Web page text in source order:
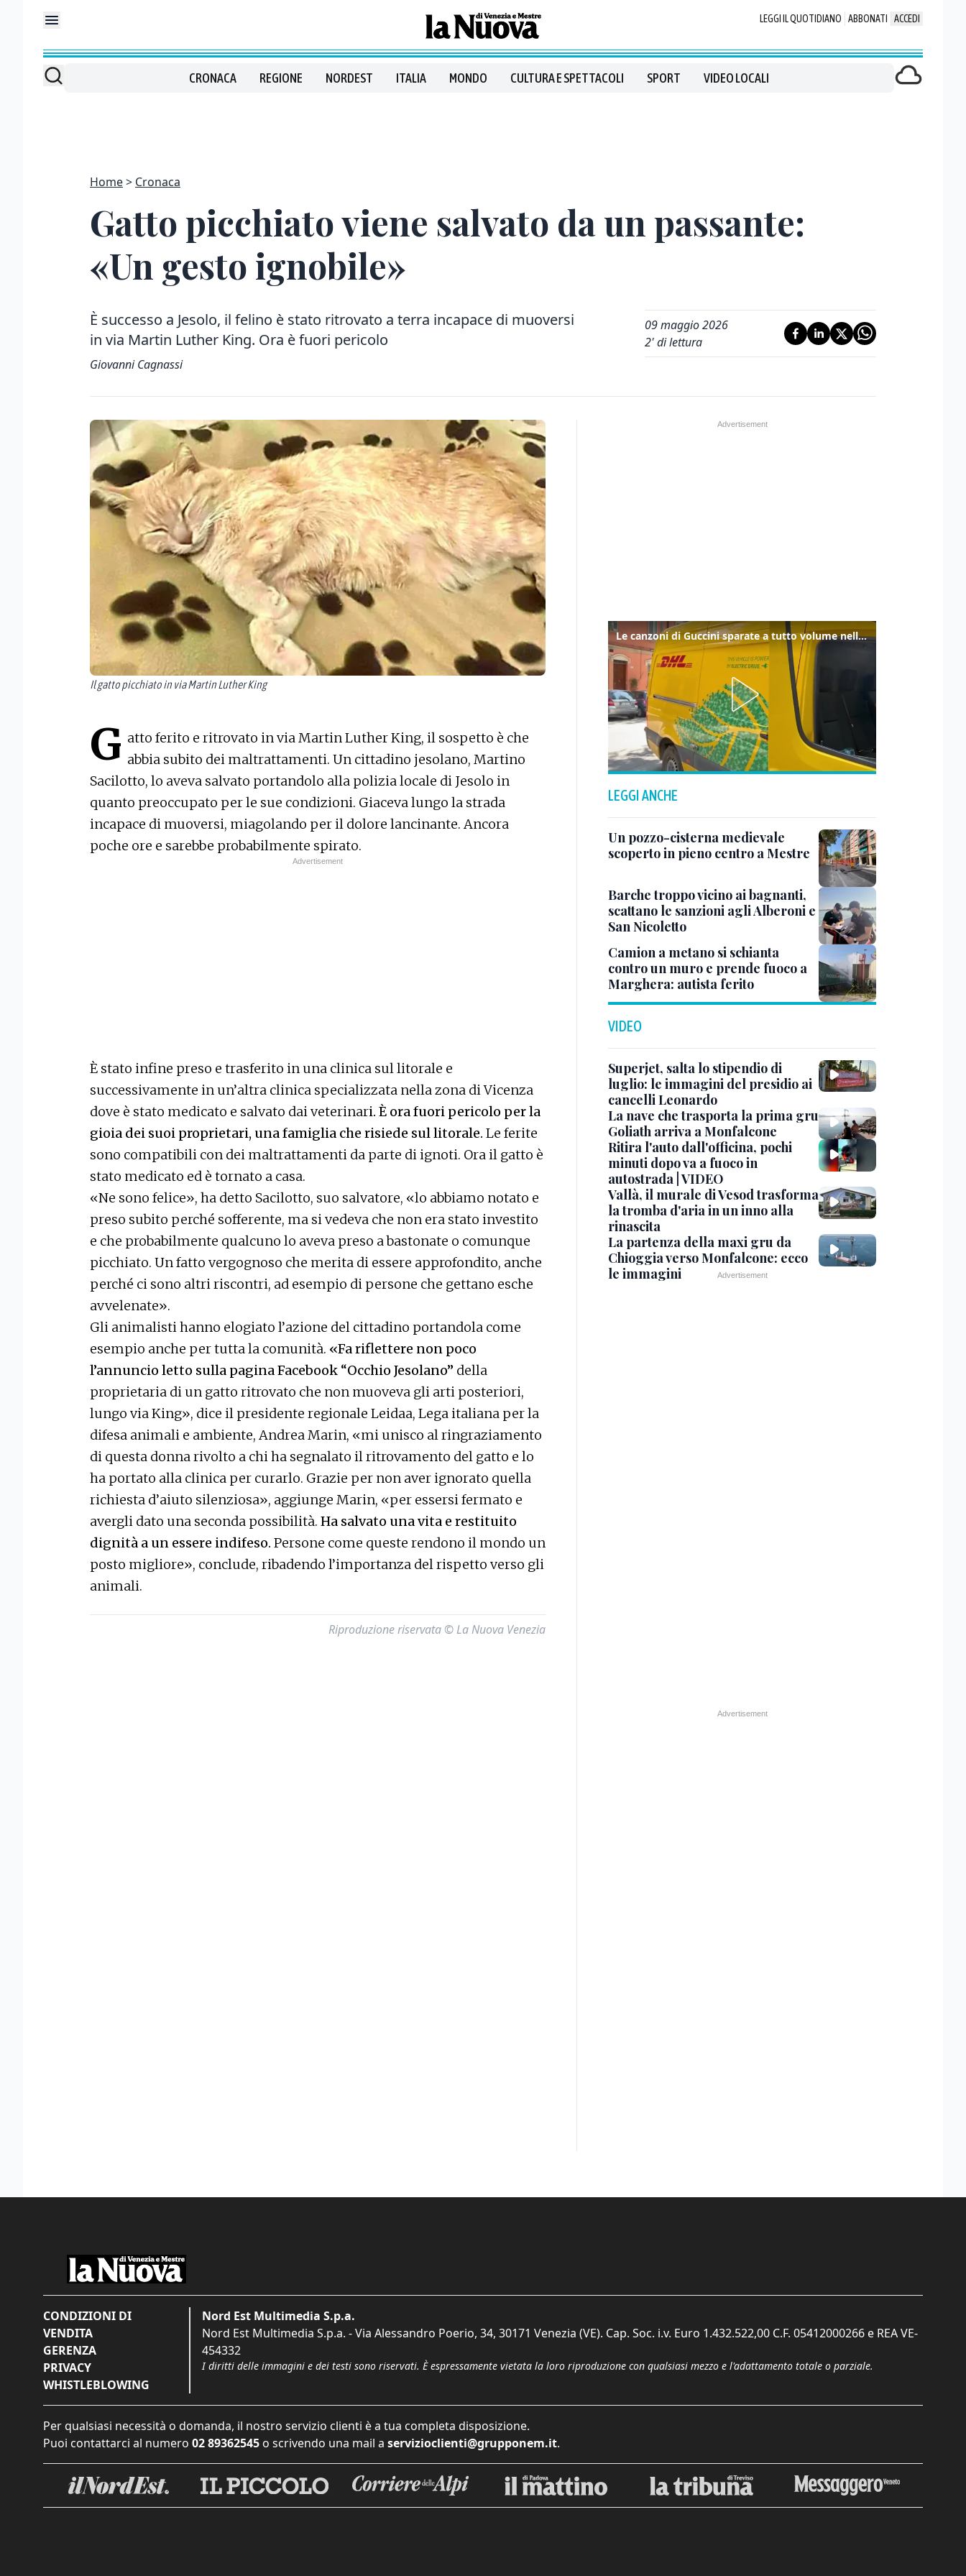
LEGGI IL QUOTIDIANO ABBONATI ACCEDI
CRONACA REGIONE NORDEST ITALIA MONDO CULTURA E SPETTACOLI SPORT VIDEO LOCALI
Home Cronaca
Gatto picchiato viene salvato da un passante:
«Un gesto ignobile»
È successo a Jesolo, il felino è stato ritrovato a terra incapace di muoversi
in via Martin Luther King. Ora è fuori pericolo
Giovanni Cagnassi
09 maggio 2026
2' di lettura
Il gatto picchiato in via Martin Luther King
G atto ferito e ritrovato in via Martin Luther King, il sospetto è che
abbia subito dei maltrattamenti. Un cittadino jesolano, Martino
Sacilotto, lo aveva salvato portandolo alla polizia locale di Jesolo in
quanto preoccupato per le sue condizioni. Giaceva lungo la strada
incapace di muoversi, miagolando per il dolore lancinante. Ancora
poche ore e sarebbe probabilmente spirato.
È stato infine preso e trasferito in una clinica sul litorale e
successivamente in un’altra clinica specializzata nella zona di Vicenza
dove è stato medicato e salvato dai veterinari. È ora fuori pericolo per la
gioia dei suoi proprietari, una famiglia che risiede sul litorale. Le ferite
sono compatibili con dei maltrattamenti da parte di ignoti. Ora il gatto è
stato medicato ed è tornato a casa.
«Ne sono felice», ha detto Sacilotto, suo salvatore, «lo abbiamo notato e
preso subito perché sofferente, ma si vedeva che non era stato investito
e che probabilmente qualcuno lo aveva preso a bastonate o comunque
picchiato. Un fatto vergognoso che merita di essere approfondito, anche
perché ci sono altri riscontri, ad esempio di persone che gettano esche
avvelenate».
Gli animalisti hanno elogiato l’azione del cittadino portandola come
esempio anche per tutta la comunità. «Fa riflettere non poco
l’annuncio letto sulla pagina Facebook “Occhio Jesolano” della
proprietaria di un gatto ritrovato che non muoveva gli arti posteriori,
lungo via King», dice il presidente regionale Leidaa, Lega italiana per la
difesa animali e ambiente, Andrea Marin, «mi unisco al ringraziamento
di questa donna rivolto a chi ha segnalato il ritrovamento del gatto e lo
ha portato alla clinica per curarlo. Grazie per non aver ignorato quella
richiesta d’aiuto silenziosa», aggiunge Marin, «per essersi fermato e
avergli dato una seconda possibilità. Ha salvato una vita e restituito
dignità a un essere indifeso. Persone come queste rendono il mondo un
posto migliore», conclude, ribadendo l’importanza del rispetto verso gli
animali.
Riproduzione riservata © La Nuova Venezia
Le canzoni di Guccini sparate a tutto volume nella strada dove abitava
LEGGI ANCHE
Un pozzo-cisterna medievale
scoperto in pieno centro a Mestre
Barche troppo vicino ai bagnanti,
scattano le sanzioni agli Alberoni e
San Nicoletto
Camion a metano si schianta
contro un muro e prende fuoco a
Marghera: autista ferito
VIDEO
Superjet, salta lo stipendio di
luglio: le immagini del presidio ai
cancelli Leonardo
La nave che trasporta la prima gru
Goliath arriva a Monfalcone
Ritira l'auto dall'officina, pochi
minuti dopo va a fuoco in
autostrada | VIDEO
Vallà, il murale di Vesod trasforma
la tromba d'aria in un inno alla
rinascita
La partenza della maxi gru da
Chioggia verso Monfalcone: ecco
le immagini
CONDIZIONI DI
VENDITA
GERENZA
PRIVACY
WHISTLEBLOWING
Nord Est Multimedia S.p.a.
Nord Est Multimedia S.p.a. - Via Alessandro Poerio, 34, 30171 Venezia (VE). Cap. Soc. i.v. Euro 1.432.522,00 C.F. 05412000266 e REA VE-
454332
I diritti delle immagini e dei testi sono riservati. È espressamente vietata la loro riproduzione con qualsiasi mezzo e l'adattamento totale o parziale.
Per qualsiasi necessità o domanda, il nostro servizio clienti è a tua completa disposizione.
Puoi contattarci al numero 02 89362545 o scrivendo una mail a servizioclienti@grupponem.it.